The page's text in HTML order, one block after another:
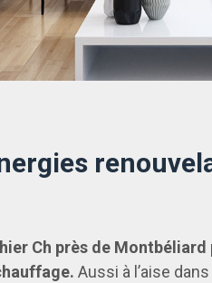
Ch près de Montbéliard
Aussi à l’aise